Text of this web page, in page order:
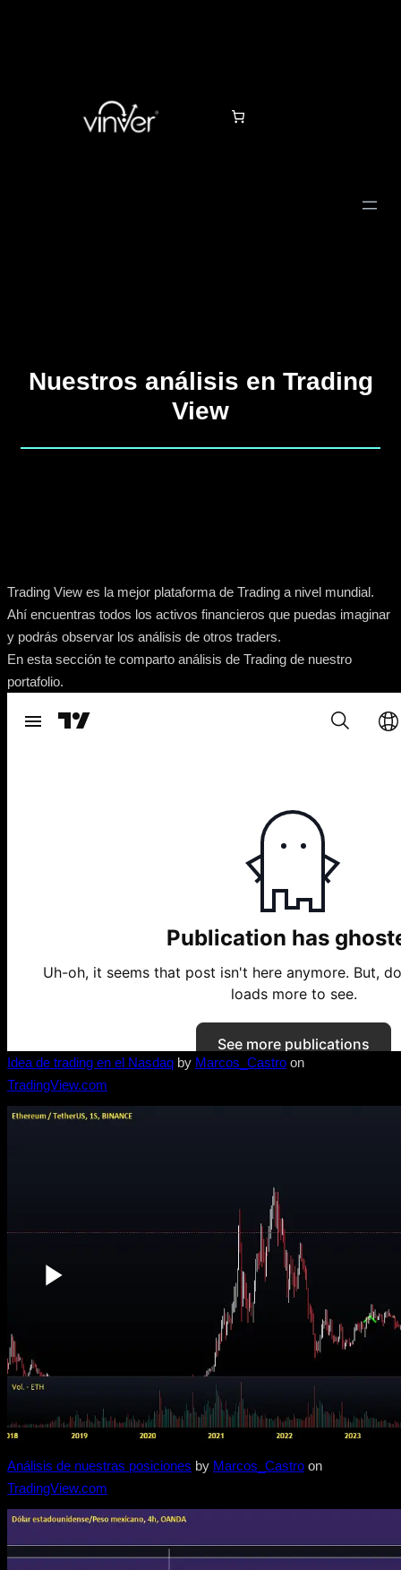
Nuestros análisis en Trading
View
Trading View es la mejor plataforma de Trading a nivel mundial.
Ahí encuentras todos los activos financieros que puedas imaginar
y podrás observar los análisis de otros traders.
En esta sección te comparto análisis de Trading de nuestro
portafolio.
Idea de trading en el Nasdaq by Marcos_Castro on
TradingView.com
Análisis de nuestras posiciones by Marcos_Castro on
TradingView.com